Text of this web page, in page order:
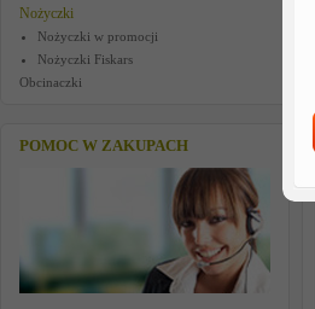
Nożyczki
Nożyczki w promocji
Nożyczki Fiskars
Obcinaczki
POMOC W ZAKUPACH